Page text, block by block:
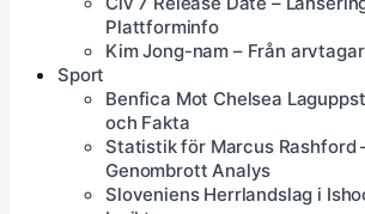
Plattforminfo
Kim Jong-nam – Från
Sport
Benfica Mot Chelsea
och Fakta
Statistik för Marcus Rashford
Genombrott Analys
Sloveniens Herrlandslag i